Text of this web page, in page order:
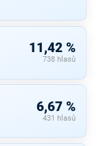
11,42 %
738 hlasů
6,67 %
431 hlasů